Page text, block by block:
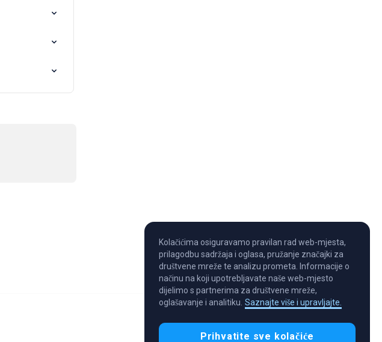
Kolačićima osiguravamo pravilan rad web-mjesta,
prilagodbu sadržaja i oglasa, pružanje značajki za
društvene mreže te analizu prometa. Informacije o
načinu na koji upotrebljavate naše web-mjesto
dijelimo s partnerima za društvene mreže,
oglašavanje i analitiku. Saznajte više i upravljajte.
Prihvatite sve kolačiće